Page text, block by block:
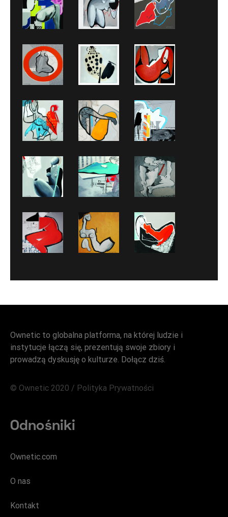
Ownetic to globalna platforma, na której ludzie i
instytucje łączą się, prezentują swoje zbiory i
prowadzą dyskusję o kulturze. Dołącz dziś.
© Ownetic 2020 / Polityka Prywatności
Odnośniki
Ownetic.com
O nas
Kontakt